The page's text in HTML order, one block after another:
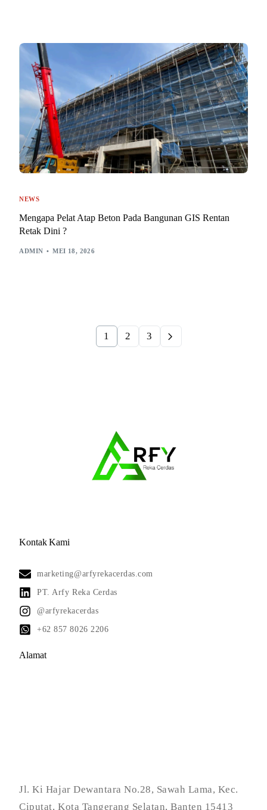
NEWS
Mengapa Pelat Atap Beton Pada Bangunan GIS Rentan
Retak Dini ?
ADMIN MEI 18, 2026
1 2 3
Kontak Kami
marketing@arfyrekacerdas.com
PT. Arfy Reka Cerdas
@arfyrekacerdas
+62 857 8026 2206
Alamat
Jl. Ki Hajar Dewantara No.28, Sawah Lama, Kec.
Ciputat, Kota Tangerang Selatan, Banten 15413